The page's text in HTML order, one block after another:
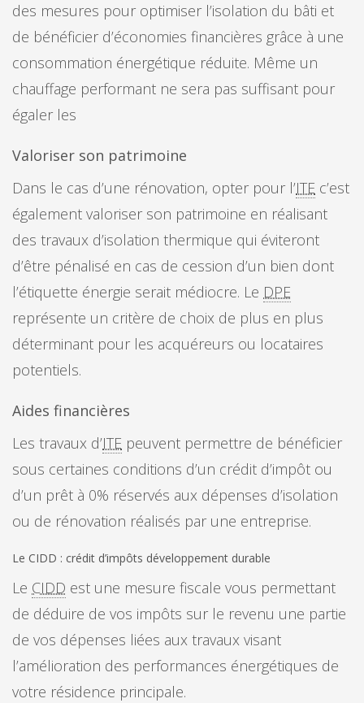
des mesures pour optimiser l’isolation du bâti et
de bénéficier d’économies financières grâce à une
consommation énergétique réduite. Même un
chauffage performant ne sera pas suffisant pour
égaler les
Valoriser son patrimoine
Dans le cas d’une rénovation, opter pour l’ITE c’est
également valoriser son patrimoine en réalisant
des travaux d’isolation thermique qui éviteront
d’être pénalisé en cas de cession d’un bien dont
l’étiquette énergie serait médiocre. Le DPE
représente un critère de choix de plus en plus
déterminant pour les acquéreurs ou locataires
potentiels.
Aides financières
Les travaux d’ITE peuvent permettre de bénéficier
sous certaines conditions d’un crédit d’impôt ou
d’un prêt à 0% réservés aux dépenses d’isolation
ou de rénovation réalisés par une entreprise.
Le CIDD : crédit d’impôts développement durable
Le CIDD est une mesure fiscale vous permettant
de déduire de vos impôts sur le revenu une partie
de vos dépenses liées aux travaux visant
l’amélioration des performances énergétiques de
votre résidence principale.